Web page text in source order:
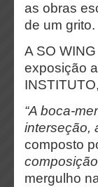
as obras
de um grito.
A SO
exposição
“A boca-
interseção,
composto
mergulho